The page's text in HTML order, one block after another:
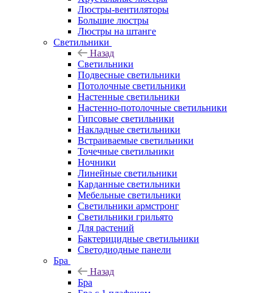
Люстры-вентиляторы
Большие люстры
Люстры на штанге
Светильники
Назад
Светильники
Подвесные светильники
Потолочные светильники
Настенные светильники
Настенно-потолочные светильники
Гипсовые светильники
Накладные светильники
Встраиваемые светильники
Точечные светильники
Ночники
Линейные светильники
Карданные светильники
Мебельные светильники
Светильники армстронг
Светильники грильято
Для растений
Бактерицидные светильники
Светодиодные панели
Бра
Назад
Бра